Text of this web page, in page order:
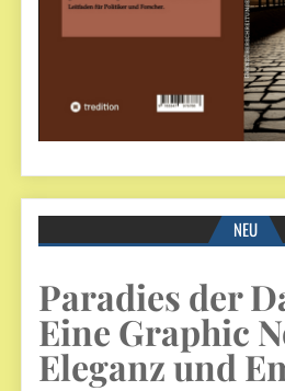
NEU
Paradies der
Eine Graphic
Eleganz und